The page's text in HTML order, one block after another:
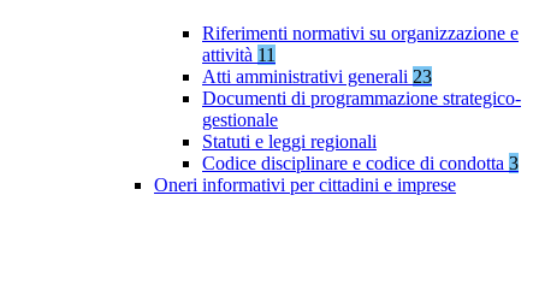
Riferimenti normativi su organizzazione e
attività 11
Atti amministrativi generali 23
Documenti di programmazione strategico-
gestionale
Statuti e leggi regionali
Codice disciplinare e codice di condotta 3
Oneri informativi per cittadini e imprese